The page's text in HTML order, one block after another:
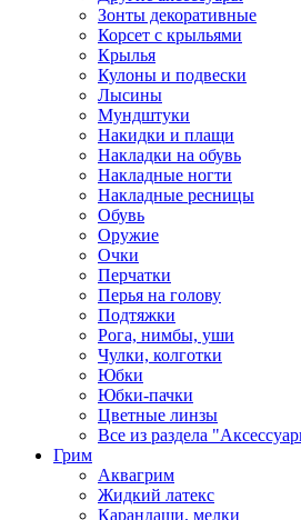
Зонты декоративные
Корсет с крыльями
Крылья
Кулоны и подвески
Лысины
Мундштуки
Накидки и плащи
Накладки на обувь
Накладные ногти
Накладные ресницы
Обувь
Оружие
Очки
Перчатки
Перья на голову
Подтяжки
Рога, нимбы, уши
Чулки, колготки
Юбки
Юбки-пачки
Цветные линзы
Все из раздела
Грим
Аквагрим
Жидкий латекс
Карандаши, мелки